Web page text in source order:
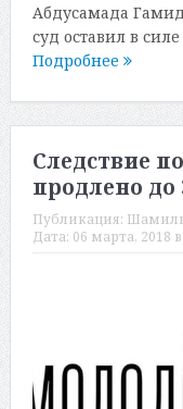
Абдусамада
суд оставил в
Подробнее
Следствие
продлено до
Публикация:
Дата: 06 марта, 2018